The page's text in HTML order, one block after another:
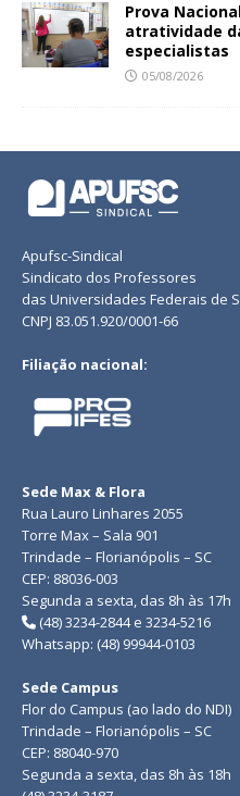
Prova
atratividade
especialistas
05/08/2026
Apufsc-Sindical
Sindicato dos Professores
das Universidades Federais de
CNPJ 83.051.920/0001-66
Filiação nacional:
Sede Max & Flora
Rua Lauro Linhares 2055
Torre Max – Sala 901
Trindade – Florianópolis – SC
CEP: 88036-003
Segunda a sexta, das 8h às 17h
(48) 3234-2844 e 3234-5216
Whatsapp: (48) 99944-0103
Sede Campus
Flor do Campus (ao lado do NDI)
Trindade – Florianópolis – SC
CEP: 88040-970
Segunda a sexta, das 8h às 18h